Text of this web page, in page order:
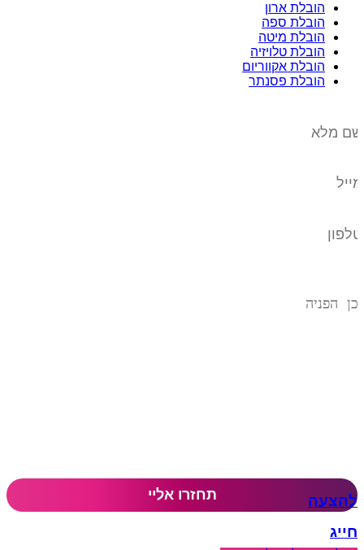
הובלת ארון
הובלת ספה
הובלת מיטה
הובלת טלויזיה
הובלת אקווריום
הובלת פסנתר
להצעה
חייג